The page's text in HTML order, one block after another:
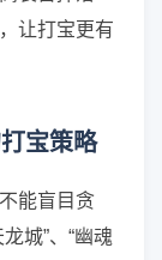
让打宝更有
宝策略
能盲目贪
城”、“幽魂